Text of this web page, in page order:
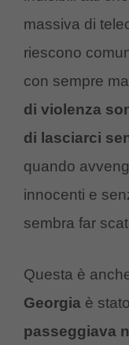
massiva di
riescono
con sempre
di violenza
di lasciarci
quando
innocenti e
sembra far
Questa è
Georgia è stato
passeggiava